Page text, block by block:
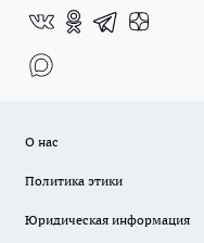
О нас
Политика этики
Юридическая информация